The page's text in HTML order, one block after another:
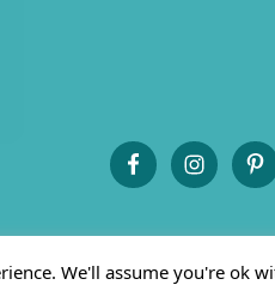
We'll assume you're ok